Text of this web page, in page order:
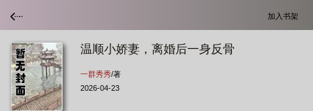
加入书架
温顺小娇妻，离婚后一身反骨
一群秀秀/著
2026-04-23